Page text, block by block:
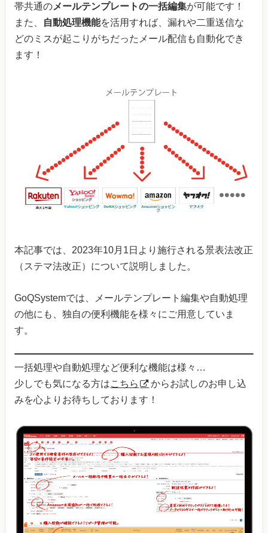
帯共通のメールテンプレートの一括編集が可能です！
また、 自動処理機能を活用すれば、漏れや二重送信な
どのミスが起こりがちだったメール配信も自動化でき
ます！
本記事では、2023年10月1日より施行される景表法改正
（ステマ法改正）について説明しました。
GoQSystemでは、メールテンプレート編集や自動処理
の他にも、独自の便利機能を様々にご用意していま
す。
一括処理や自動処理など便利な機能は様々…
少しでも気になる方はこちら
からお試しのお申し込
みを心よりお待ちしております！